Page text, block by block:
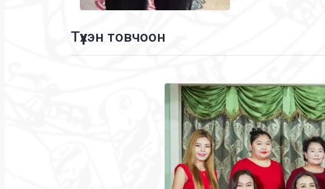
Түүхэн товчоон